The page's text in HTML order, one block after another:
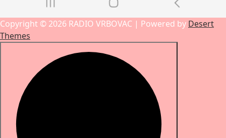
Copyright © 2026 RADIO VRBOVAC | Powered by Desert
Themes